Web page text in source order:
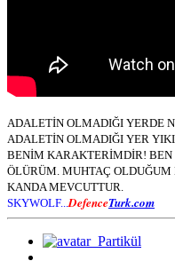
ADALETİN OLMADIĞI YERDE
ADALETİN OLMADIĞI YER
BENİM KARAKTERİMDİR! BEN
ÖLÜRÜM. MUHTAÇ
KANDA MEVCUTTUR.
SKYWOLF... DefenceTurk.com